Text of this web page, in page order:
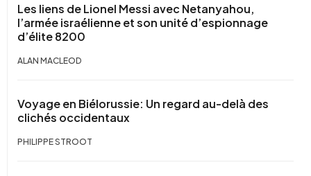
Les liens de Lionel Messi avec Netanyahou,
l’armée israélienne et son unité d’espionnage
d’élite 8200
ALAN MACLEOD
Voyage en Biélorussie: Un regard au-delà des
clichés occidentaux
PHILIPPE STROOT